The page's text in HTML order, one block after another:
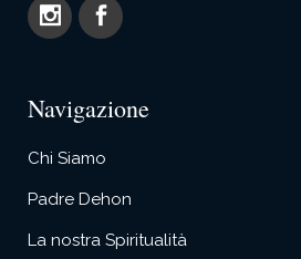
Navigazione
Chi Siamo
Padre Dehon
La nostra Spiritualità